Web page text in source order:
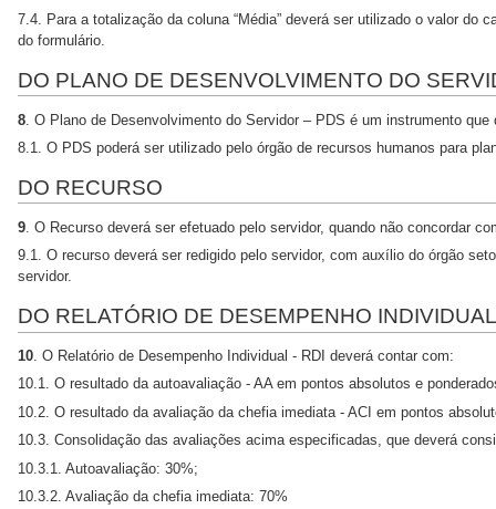
7.4. Para a totalização da coluna “Média” deverá ser utilizado o valor do
do formulário.
DO PLANO DE DESENVOLVIMENTO DO
8 . O Plano de Desenvolvimento do Servidor – PDS é um instrumento
8.1. O PDS poderá ser utilizado pelo órgão de recursos humanos para
DO RECURSO
9 . O Recurso deverá ser efetuado pelo servidor, quando não concordar
9.1. O recurso deverá ser redigido pelo servidor, com auxílio do órgão
servidor.
DO RELATÓRIO DE DESEMPENHO INDIVIDUAL
10. O Relatório de Desempenho Individual - RDI deverá contar com:
10.1. O resultado da autoavaliação - AA em pontos absolutos e
10.2. O resultado da avaliação da chefia imediata - ACI em pontos
10.3. Consolidação das avaliações acima especificadas, que deverá
10.3.1. Autoavaliação: 30%;
10.3.2. Avaliação da chefia imediata: 70%